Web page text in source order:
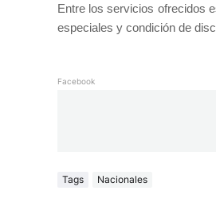
Entre los servicios ofrecidos
especiales y condición de
Facebook
Tags Nacionales